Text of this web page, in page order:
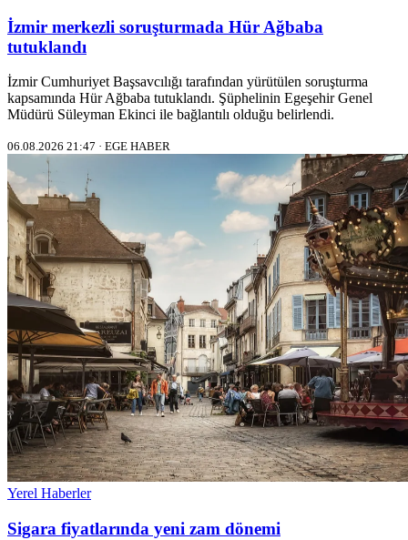
İzmir merkezli soruşturmada Hür Ağbaba
tutuklandı
İzmir Cumhuriyet Başsavcılığı tarafından yürütülen soruşturma
kapsamında Hür Ağbaba tutuklandı. Şüphelinin Egeşehir Genel
Müdürü Süleyman Ekinci ile bağlantılı olduğu belirlendi.
06.08.2026 21:47 · EGE HABER
Yerel Haberler
Sigara fiyatlarında yeni zam dönemi